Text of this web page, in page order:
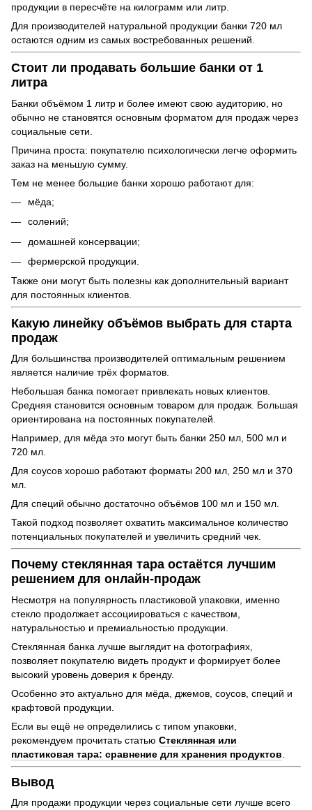
продукции в пересчёте на килограмм или литр.
Для производителей натуральной продукции банки 720 мл
остаются одним из самых востребованных решений.
Стоит ли продавать большие банки от 1
литра
Банки объёмом 1 литр и более имеют свою аудиторию, но
обычно не становятся основным форматом для продаж через
социальные сети.
Причина проста: покупателю психологически легче оформить
заказ на меньшую сумму.
Тем не менее большие банки хорошо работают для:
мёда;
солений;
домашней консервации;
фермерской продукции.
Также они могут быть полезны как дополнительный вариант
для постоянных клиентов.
Какую линейку объёмов выбрать для старта
продаж
Для большинства производителей оптимальным решением
является наличие трёх форматов.
Небольшая банка помогает привлекать новых клиентов.
Средняя становится основным товаром для продаж. Большая
ориентирована на постоянных покупателей.
Например, для мёда это могут быть банки 250 мл, 500 мл и
720 мл.
Для соусов хорошо работают форматы 200 мл, 250 мл и 370
мл.
Для специй обычно достаточно объёмов 100 мл и 150 мл.
Такой подход позволяет охватить максимальное количество
потенциальных покупателей и увеличить средний чек.
Почему стеклянная тара остаётся лучшим
решением для онлайн-продаж
Несмотря на популярность пластиковой упаковки, именно
стекло продолжает ассоциироваться с качеством,
натуральностью и премиальностью продукции.
Стеклянная банка лучше выглядит на фотографиях,
позволяет покупателю видеть продукт и формирует более
высокий уровень доверия к бренду.
Особенно это актуально для мёда, джемов, соусов, специй и
крафтовой продукции.
Если вы ещё не определились с типом упаковки,
рекомендуем прочитать статью Стеклянная или
пластиковая тара: сравнение для хранения продуктов
Вывод
Для продажи продукции через социальные сети лучше всего